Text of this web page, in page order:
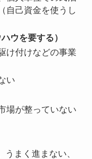
自己資金を使うし
ウを要する）
け付けなどの事業
い
場が整っていない
まく進まない、